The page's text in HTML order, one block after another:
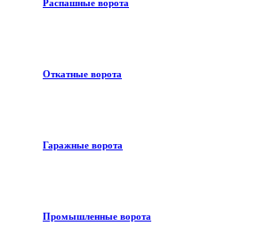
Распашные ворота
Откатные ворота
Гаражные ворота
Промышленные ворота